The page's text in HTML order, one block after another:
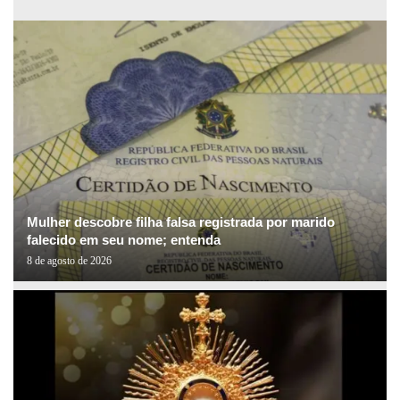
Mulher descobre filha falsa registrada por marido
falecido em seu nome; entenda
8 de agosto de 2026